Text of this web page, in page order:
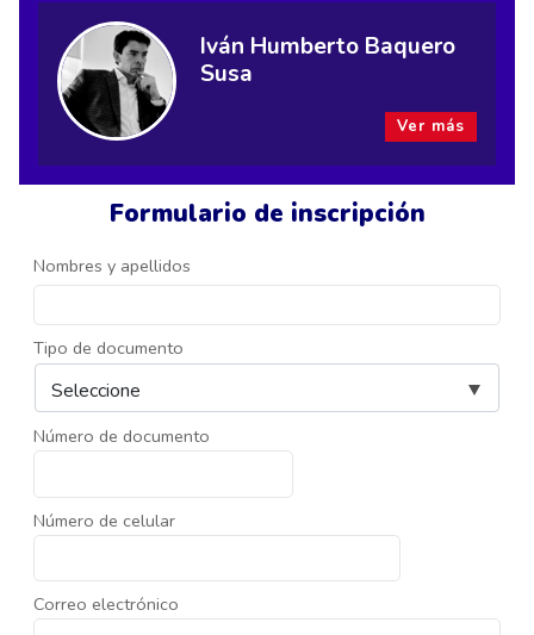
Formulario de inscripción
Nombres y apellidos
Tipo de documento
Número de documento
Número de celular
Correo electrónico
Iván Humberto Baquero
Susa
Ver más